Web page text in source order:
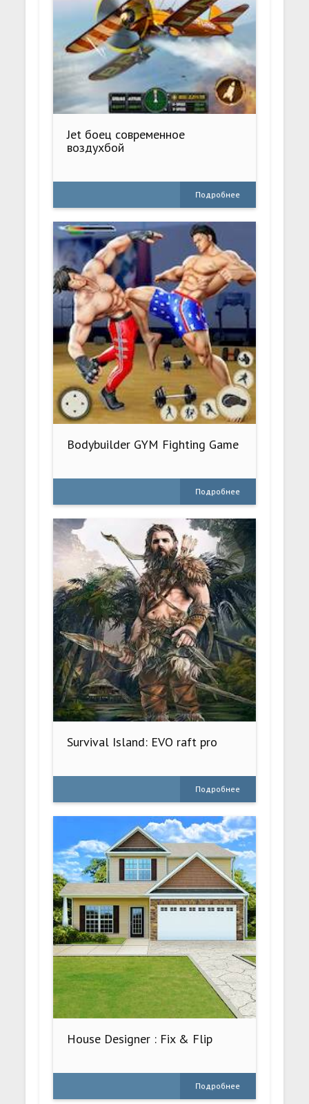
Jet боец современное
воздухбой
Подробнее
Bodybuilder GYM Fighting Game
Подробнее
Survival Island: EVO raft pro
Подробнее
House Designer : Fix & Flip
Подробнее